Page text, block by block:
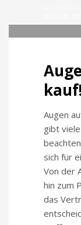
kauf!
Augen
gibt
sich für
Von der
hin zum
das